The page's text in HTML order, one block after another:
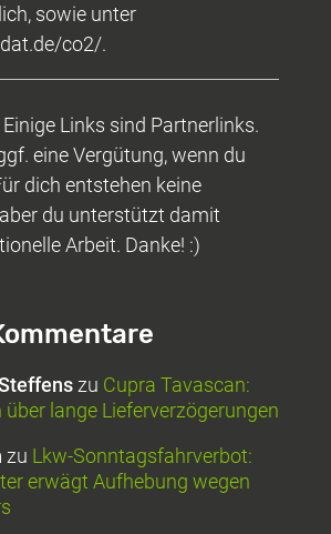
sowie unter
co2/.
Links sind Partnerlinks.
eine Vergütung, wenn du
dich entstehen keine
du unterstützt damit
Arbeit. Danke! :)
zu Cupra Tavascan:
lange Lieferverzögerungen
zu Lkw-Sonntagsfahrverbot:
erwägt Aufhebung wegen